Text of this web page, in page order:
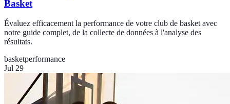
Basket
Évaluez efficacement la performance de votre club de basket avec
notre guide complet, de la collecte de données à l'analyse des
résultats.
basketperformance
Jul 29